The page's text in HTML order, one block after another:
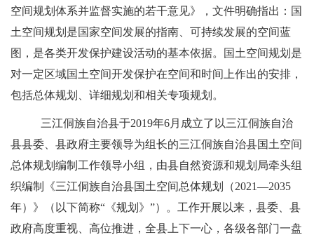
空间规划体系并监督实施的若干意见》，文件明确指出：国
土空间规划是国家空间发展的指南、可持续发展的空间蓝
图，是各类开发保护建设活动的基本依据。国土空间规划是
对一定区域国土空间开发保护在空间和时间上作出的安排，
包括总体规划、详细规划和相关专项规划。
三江侗族自治县于2019年6月成立了以三江侗族自治
县县委、县政府主要领导为组长的三江侗族自治县国土空间
总体规划编制工作领导小组，由县自然资源和规划局牵头组
织编制《三江侗族自治县国土空间总体规划（2021—2035
年）》（以下简称“《规划》 ”）。工作开展以来， 县委、 县
政府高度重视、高位推进，全县上下一心，各级各部门一盘